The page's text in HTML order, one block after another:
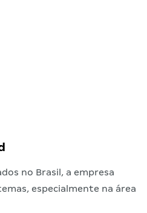
no Brasil, a empresa
especialmente na área